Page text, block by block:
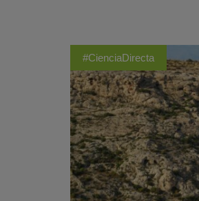
#CienciaDirecta